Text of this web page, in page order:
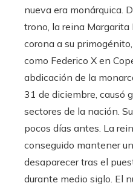
nueva era monárquica.
trono, la reina
corona a su
como Federico X en
abdicación de la
31 de diciembre, causó
sectores de la nación.
pocos días antes. La
conseguido mantener
desaparecer tras el
durante medio siglo. El